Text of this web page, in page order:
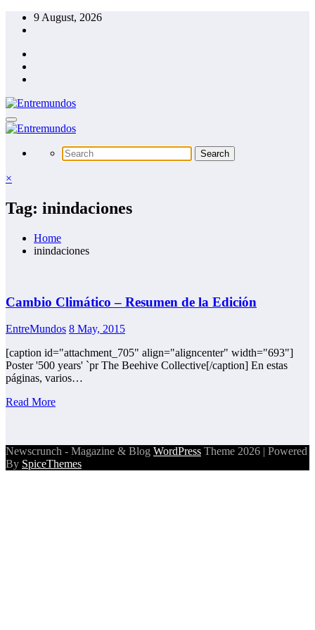
Skip
9 August, 2026
×
Tag: inindaciones
Home
inindaciones
Cambio Climático – Resumen de la Edición
EntreMundos 8 May, 2015
[caption id="attachment_705" align="aligncenter" width="693"]
Poster '500 years' `pr The Beehive Collective[/caption] En estas
páginas, varios…
Read More
Newscrunch - Magazine & Blog WordPress Theme 2026 | Powered
By SpiceThemes